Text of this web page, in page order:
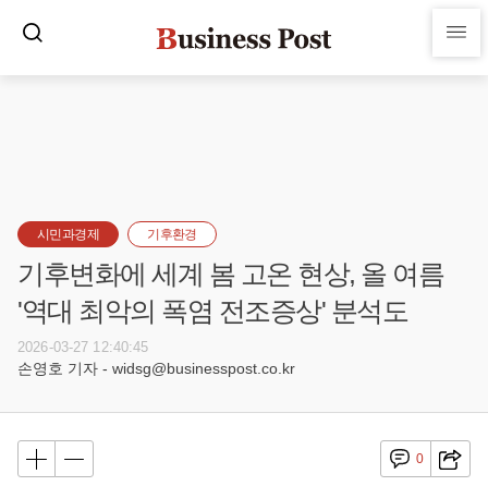
시민과경제 기후환경
기후변화에 세계 봄 고온 현상, 올 여름
'역대 최악의 폭염 전조증상' 분석도
2026-03-27 12:40:45
손영호 기자 - widsg@businesspost.co.kr
0